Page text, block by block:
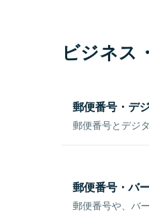
ビジネス
郵便番号・デ
郵便番号とデジ
郵便番号・バ
郵便番号や、バ